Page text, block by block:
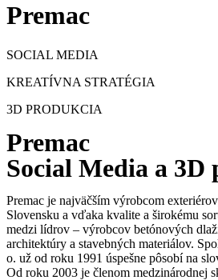
Premac
SOCIAL MEDIA
KREATÍVNA STRATÉGIA
3D PRODUKCIA
Premac
Social Media a 3D
Premac je najväčším výrobcom
Slovensku a vďaka kvalite a širokému
medzi lídrov – výrobcov betónových
architektúry a stavebných materiálov.
o. už od roku 1991 úspešne pôsobí na
Od roku 2003 je členom medzinárodnej